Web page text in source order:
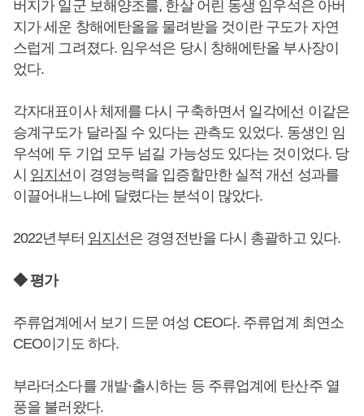
버지가 일군 보해양조를, 한살 어린 동생 임우석은 아버
지가 세운 창해에탄올을 물려받을 것이란 구도가 자연
스럽게 그려졌다. 임우석은 당시 창해에탄올 부사장이
었다.
각자대표이사 체제를 다시 구축하면서 일각에선 이같은
승계구도가 달라질 수 있다는 관측도 있었다. 동생인 임
우석에 두 기업 모두 넘길 가능성도 있다는 것이었다. 당
시 임지선 이 경영능력을 입증할만한 실적 개선 성과를
이끌어내느냐에 달렸다는 분석이 많았다.
2022년부터 임지선은 경영전반을 다시 총괄하고 있다.
◆ 평가
주류업계에서 보기 드문 여성 CEO다. 주류업계 최연소
CEO이기도 하다.
부라더소다를 개발·출시하는 등 주류업계에 탄산주 열
풍을 불러왔다.